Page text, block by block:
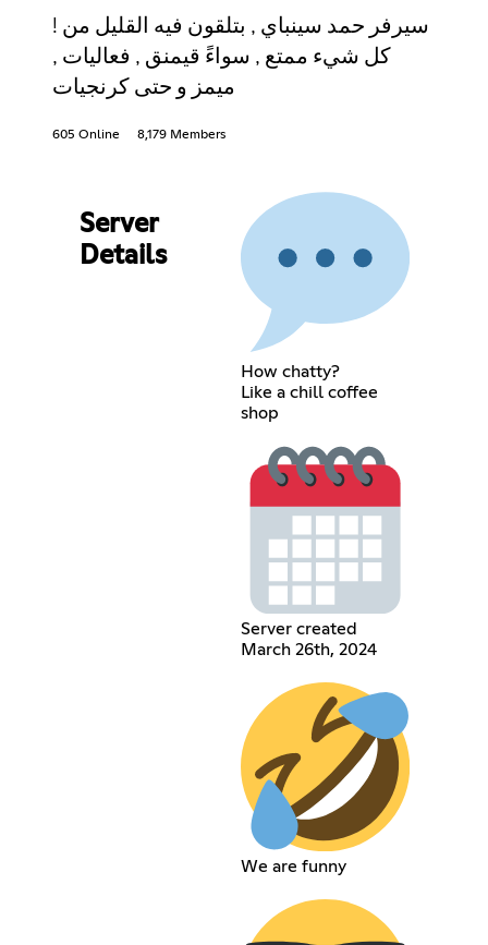
! سيرفر حمد سينباي , بتلقون فيه القليل من
كل شيء ممتع , سواءً قيمنق , فعاليات ,
ميمز و حتى كرنجيات
605 Online 8,179 Members
Server
Details
How chatty?
Like a chill coffee
shop
Server created
March 26th, 2024
We are funny